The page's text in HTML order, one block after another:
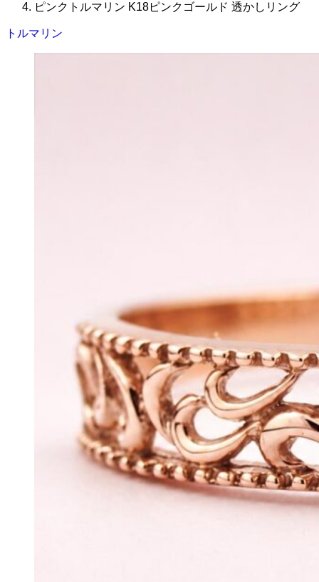
ピンクトルマリン K18ピンクゴールド 透かしリング
トルマリン